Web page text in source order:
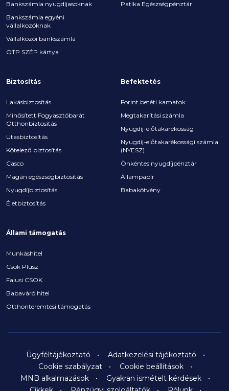
Bankszámla nyugdíjasoknak
Bankszámla egyéni
vállalkozóknak
Vállalkozói bankszámla
OTP SZÉP kártya
Patika Egészségpénztár
Biztosítás
Lakásbiztosítás
Minősített Fogyasztóbarát
Otthonbiztosítás
Utasbiztosítás
Kötelező biztosítás
Casco
Magán egészségbiztosítás
Nyugdíjbiztosítás
Életbiztosítás
Befektetés
Forint betéti kamatok
Megtakarítási számla
Nyugdíj-előtakarékosság
Nyugdíj-előtakarékossági számla
(NYESZ)
Önkéntes nyugdíjpénztár
Állampapír
Babakötvény
Állami támogatás
Munkáshitel
Csok Plusz
Falusi CSOK
Babaváró hitel
Otthonteremtési támogatás
Ügyféltájékoztató
Adatkezelési tájékoztató
Cookie szabályzat
Cookie beállítások
MNB alkalmazások
Gyakran ismételt kérdések